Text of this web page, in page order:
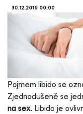
30.12.2019 00:00
Pojmem libido se
Zjednodušeně se
na sex. Libido je